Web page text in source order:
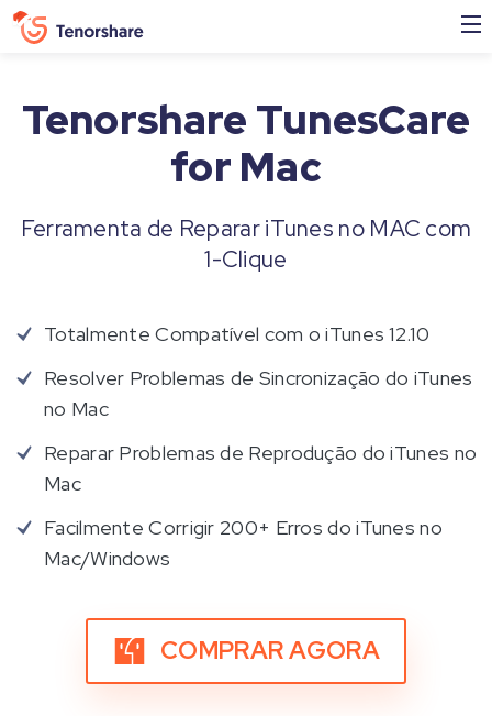
Tenorshare TunesCare
for Mac
Ferramenta de Reparar iTunes no MAC com
1-Clique
Totalmente Compatível com o iTunes 12.10
Resolver Problemas de Sincronização do iTunes
no Mac
Reparar Problemas de Reprodução do iTunes no
Mac
Facilmente Corrigir 200+ Erros do iTunes no
Mac/Windows
COMPRAR AGORA